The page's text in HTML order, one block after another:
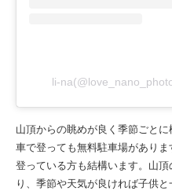
li-
山頂からの眺めが良く季節ごとに
車で登っても無料駐車場があり
登っている方も結構います。山
り、季節や天気が良ければ子供